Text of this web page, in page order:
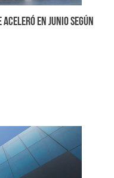
aceleró en junio según